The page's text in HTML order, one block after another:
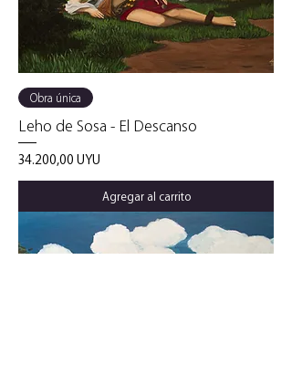
Obra única
Leho de Sosa - El Descanso
Precio
34.200,00 UYU
Agregar al carrito